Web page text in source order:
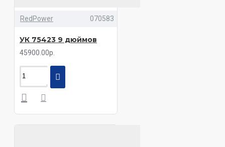
RedPower 070583
УК 75423 9 дюймов
45900.00р.